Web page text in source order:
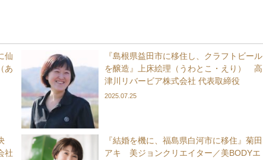
仙
あ
『島根県益田市に移住し、クラフトビール
を醸造』上床絵理（うわとこ・えり） 高
津川リバービア株式会社 代表取締役
2025.07.25
社
『結婚を機に、福島県白河市に移住』菊田
アキ 美ジョンクリエイター／美BODYエ